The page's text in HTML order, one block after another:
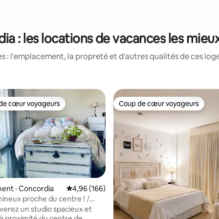
: les locations de vacances les
: l'emplacement, la propreté et d'autres qualités de ces
5, 10 commentaires
cœur voyageurs parmi les plus aimés
cœur voyageurs
· Concordia Note moyenne de 4,96 sur 5, 166
4,96 (166)
proche du centre ! /
un studio spacieux et
Coup de cœur voyageurs
Coup de cœur voyageurs